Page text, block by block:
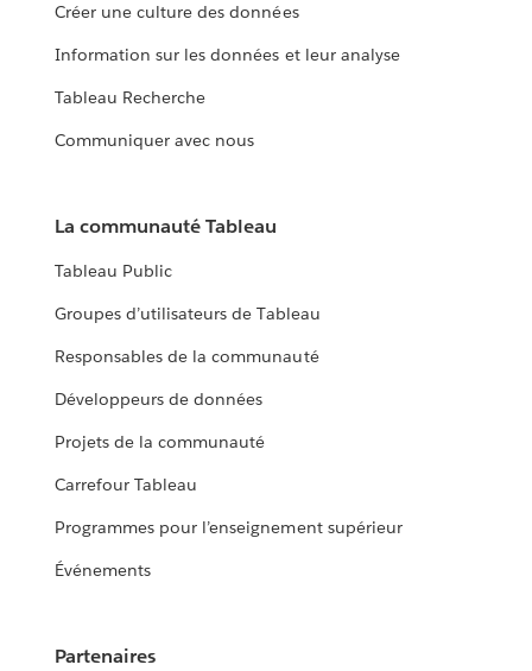
Créer une culture des données
Information sur les données et leur analyse
Tableau Recherche
Communiquer avec nous
La communauté Tableau
Tableau Public
Groupes d’utilisateurs de Tableau
Responsables de la communauté
Développeurs de données
Projets de la communauté
Carrefour Tableau
Programmes pour l’enseignement supérieur
Événements
Partenaires